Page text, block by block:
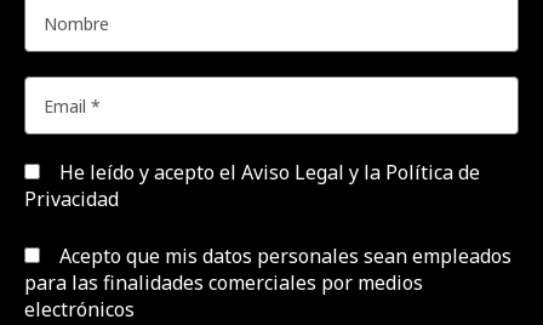
He leído y acepto el Aviso Legal y la Política de
Privacidad
Acepto que mis datos personales sean empleados
para las finalidades comerciales por medios
electrónicos